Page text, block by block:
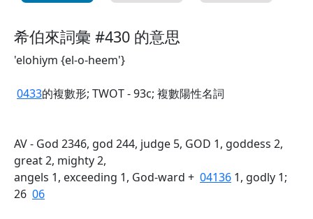
希伯來詞彙 #430 的意思
'elohiym {el-o-heem'}
0433的複數形; TWOT - 93c; 複數陽性名詞
AV - God 2346, god 244, judge 5, GOD 1, goddess 2,
great 2, mighty 2,
angels 1, exceeding 1, God-ward + 04136 1, godly 1;
26 06